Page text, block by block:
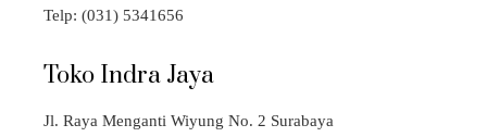
Telp: (031) 5341656
Toko Indra Jaya
Jl. Raya Menganti Wiyung No. 2 Surabaya